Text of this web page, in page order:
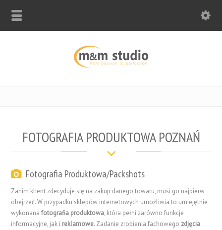
FOTOGRAFIA PRODUKTOWA POZNAŃ
Fotografia Produktowa/Packshots
Zanim klient zdecyduje się na zakup danego towaru, musi go najpierw
obejrzeć. W przypadku sklepów internetowych umożliwia to umiejętnie
wykonanafotografia produktowa, która pełni zarówno funkcje
informacyjne, jak i reklamowe. Zadanie zrobienia fachowego zdjęcia